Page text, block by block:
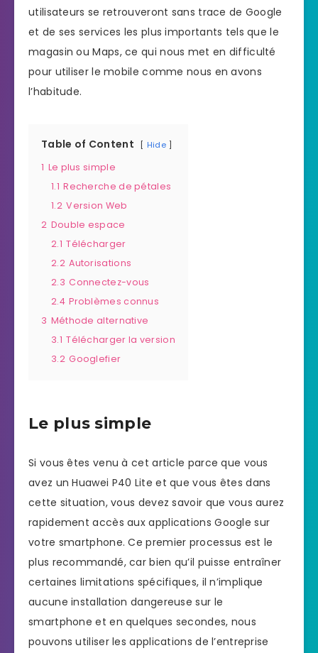
utilisateurs se retrouveront sans trace de Google
et de ses services les plus importants tels que le
magasin ou Maps, ce qui nous met en difficulté
pour utiliser le mobile comme nous en avons
l’habitude.
Table of Content Hide
1 Le plus simple
1.1 Recherche de pétales
1.2 Version Web
2 Double espace
2.1 Télécharger
2.2 Autorisations
2.3 Connectez-vous
2.4 Problèmes connus
3 Méthode alternative
3.1 Télécharger la version
3.2 Googlefier
Le plus simple
Si vous êtes venu à cet article parce que vous
avez un Huawei P40 Lite et que vous êtes dans
cette situation, vous devez savoir que vous aurez
rapidement accès aux applications Google sur
votre smartphone. Ce premier processus est le
plus recommandé, car bien qu’il puisse entraîner
certaines limitations spécifiques, il n’implique
aucune installation dangereuse sur le
smartphone et en quelques secondes, nous
pouvons utiliser les applications de l’entreprise